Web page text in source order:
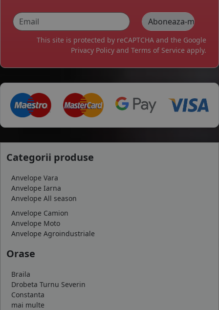
This site is protected by reCAPTCHA and the Google
Privacy Policy and Terms of Service apply.
Categorii produse
Anvelope Vara
Anvelope Iarna
Anvelope All season
Anvelope Camion
Anvelope Moto
Anvelope Agroindustriale
Orase
Braila
Drobeta Turnu Severin
Constanta
mai multe